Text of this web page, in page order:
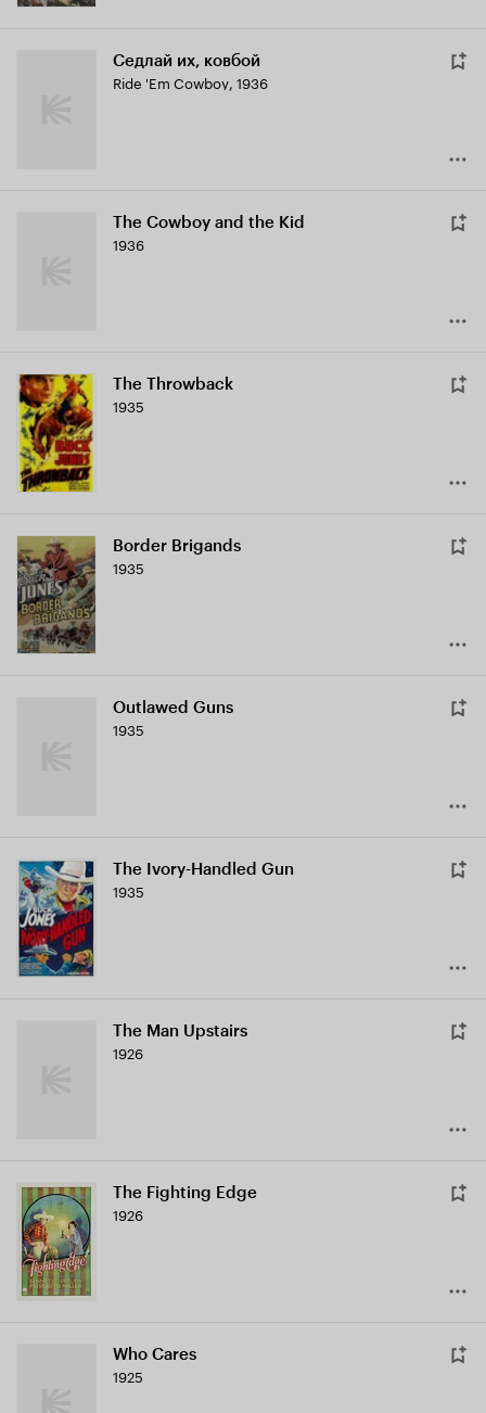
Седлай их, ковбой
Ride 'Em Cowboy, 1936
The Cowboy and the Kid
1936
The Throwback
1935
Border Brigands
1935
Outlawed Guns
1935
The Ivory-Handled Gun
1935
The Man Upstairs
1926
The Fighting Edge
1926
Who Cares
1925